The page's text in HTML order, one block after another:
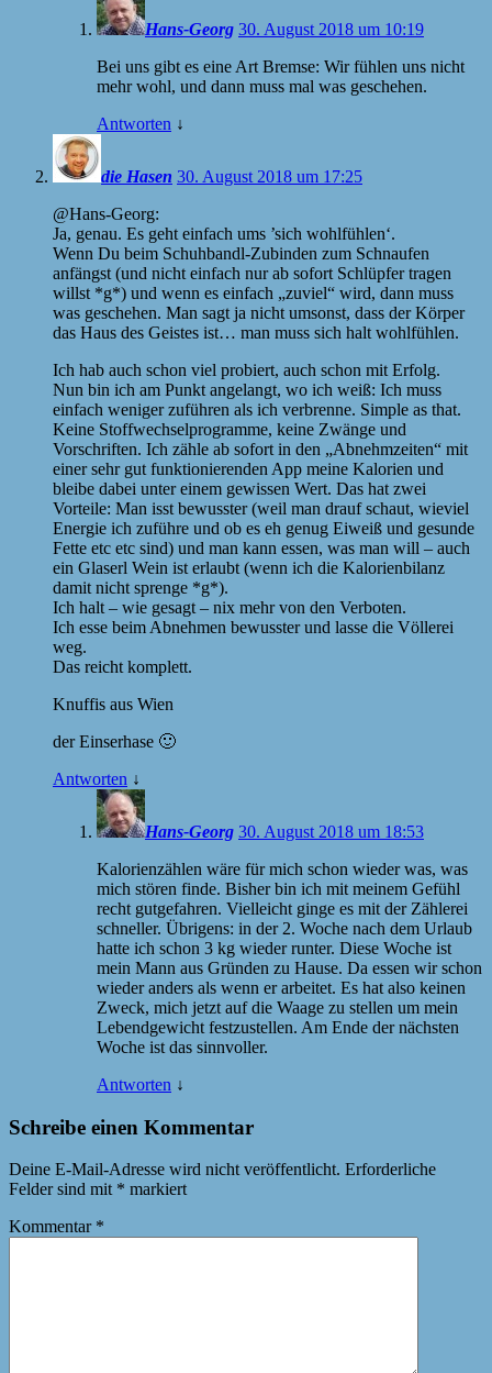
Hans-Georg 30. August 2018 um 10:19
Bei uns gibt es eine Art Bremse: Wir fühlen uns nicht
mehr wohl, und dann muss mal was geschehen.
Antworten ↓
die Hasen 30. August 2018 um 17:25
@Hans-Georg:
Ja, genau. Es geht einfach ums ’sich wohlfühlen‘.
Wenn Du beim Schuhbandl-Zubinden zum Schnaufen
anfängst (und nicht einfach nur ab sofort Schlüpfer tragen
willst *g*) und wenn es einfach „zuviel“ wird, dann muss
was geschehen. Man sagt ja nicht umsonst, dass der Körper
das Haus des Geistes ist… man muss sich halt wohlfühlen.
Ich hab auch schon viel probiert, auch schon mit Erfolg.
Nun bin ich am Punkt angelangt, wo ich weiß: Ich muss
einfach weniger zuführen als ich verbrenne. Simple as that.
Keine Stoffwechselprogramme, keine Zwänge und
Vorschriften. Ich zähle ab sofort in den „Abnehmzeiten“ mit
einer sehr gut funktionierenden App meine Kalorien und
bleibe dabei unter einem gewissen Wert. Das hat zwei
Vorteile: Man isst bewusster (weil man drauf schaut, wieviel
Energie ich zuführe und ob es eh genug Eiweiß und gesunde
Fette etc etc sind) und man kann essen, was man will – auch
ein Glaserl Wein ist erlaubt (wenn ich die Kalorienbilanz
damit nicht sprenge *g*).
Ich halt – wie gesagt – nix mehr von den Verboten.
Ich esse beim Abnehmen bewusster und lasse die Völlerei
weg.
Das reicht komplett.
Knuffis aus Wien
der Einserhase 🙂
Antworten ↓
Hans-Georg 30. August 2018 um 18:53
Kalorienzählen wäre für mich schon wieder was, was
mich stören finde. Bisher bin ich mit meinem Gefühl
recht gutgefahren. Vielleicht ginge es mit der Zählerei
schneller. Übrigens: in der 2. Woche nach dem Urlaub
hatte ich schon 3 kg wieder runter. Diese Woche ist
mein Mann aus Gründen zu Hause. Da essen wir schon
wieder anders als wenn er arbeitet. Es hat also keinen
Zweck, mich jetzt auf die Waage zu stellen um mein
Lebendgewicht festzustellen. Am Ende der nächsten
Woche ist das sinnvoller.
Antworten ↓
Schreibe einen Kommentar
Deine E-Mail-Adresse wird nicht veröffentlicht. Erforderliche
Felder sind mit * markiert
Kommentar *